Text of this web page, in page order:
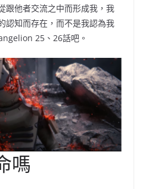
跟他者交流之中而形成我，我
認知而存在，而不是我認為我
25、26話吧。
嗎